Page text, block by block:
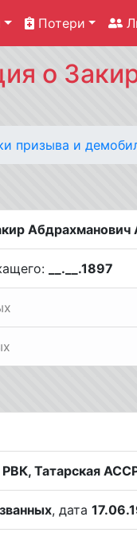
Потери
о
призыва и
Абдрахманович
__.__.1897
Татарская
, дата